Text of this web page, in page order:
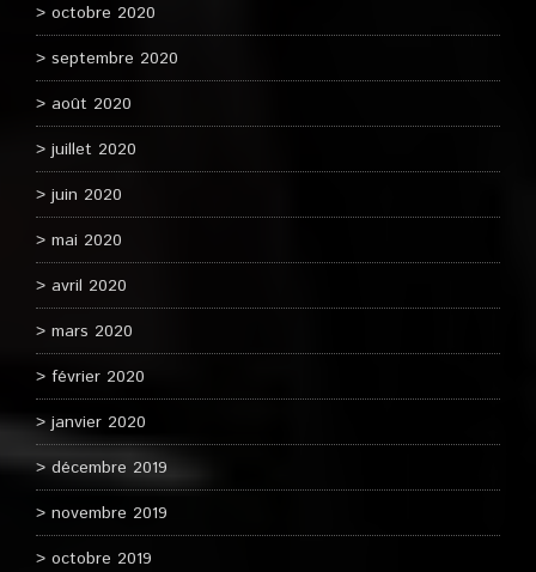
octobre 2020
septembre 2020
août 2020
juillet 2020
juin 2020
mai 2020
avril 2020
mars 2020
février 2020
janvier 2020
décembre 2019
novembre 2019
octobre 2019